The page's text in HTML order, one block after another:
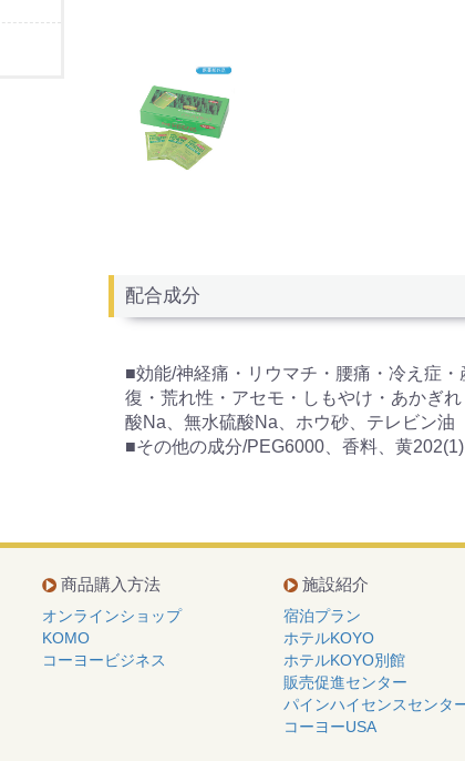
配合成分
■効能/神経痛・リウマチ・腰痛・冷え症
復・荒れ性・アセモ・しもやけ・あかぎ
酸Na、無水硫酸Na、ホウ砂、テレビン油
■その他の成分/PEG6000、香料、黄202(1)
商品購入方法
オンラインショップ
KOMO
コーヨービジネス
施設紹介
宿泊プラン
ホテルKOYO
ホテルKOYO別館
販売促進センター
パインハイセンスセンタ
コーヨーUSA